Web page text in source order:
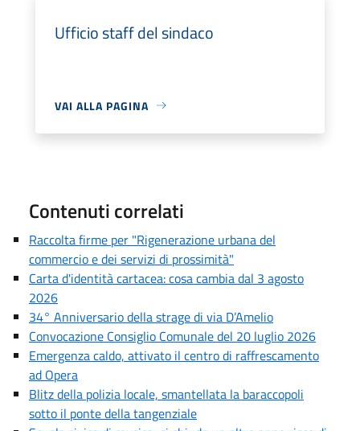
Ufficio staff del sindaco
VAI ALLA PAGINA
Contenuti correlati
Raccolta firme per "Rigenerazione urbana del
commercio e dei servizi di prossimità"
Carta d'identità cartacea: cosa cambia dal 3 agosto
2026
34° Anniversario della strage di via D’Amelio
Convocazione Consiglio Comunale del 20 luglio 2026
Emergenza caldo, attivato il centro di raffrescamento
ad Opera
Blitz della polizia locale, smantellata la baraccopoli
sotto il ponte della tangenziale